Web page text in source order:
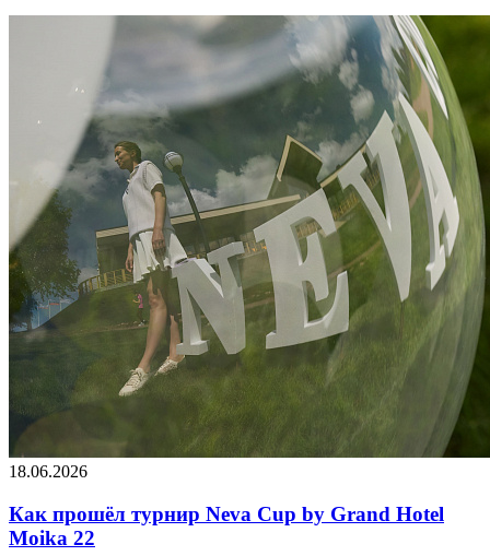
18.06.2026
Как прошёл турнир Neva Cup by Grand Hotel
Moika 22